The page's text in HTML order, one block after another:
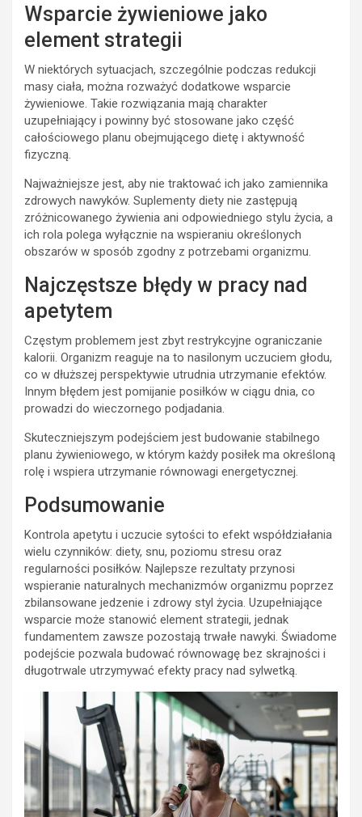
Wsparcie żywieniowe jako
element strategii
W niektórych sytuacjach, szczególnie podczas redukcji
masy ciała, można rozważyć dodatkowe wsparcie
żywieniowe. Takie rozwiązania mają charakter
uzupełniający i powinny być stosowane jako część
całościowego planu obejmującego dietę i aktywność
fizyczną.
Najważniejsze jest, aby nie traktować ich jako zamiennika
zdrowych nawyków. Suplementy diety nie zastępują
zróżnicowanego żywienia ani odpowiedniego stylu życia, a
ich rola polega wyłącznie na wspieraniu określonych
obszarów w sposób zgodny z potrzebami organizmu.
Najczęstsze błędy w pracy nad
apetytem
Częstym problemem jest zbyt restrykcyjne ograniczanie
kalorii. Organizm reaguje na to nasilonym uczuciem głodu,
co w dłuższej perspektywie utrudnia utrzymanie efektów.
Innym błędem jest pomijanie posiłków w ciągu dnia, co
prowadzi do wieczornego podjadania.
Skuteczniejszym podejściem jest budowanie stabilnego
planu żywieniowego, w którym każdy posiłek ma określoną
rolę i wspiera utrzymanie równowagi energetycznej.
Podsumowanie
Kontrola apetytu i uczucie sytości to efekt współdziałania
wielu czynników: diety, snu, poziomu stresu oraz
regularności posiłków. Najlepsze rezultaty przynosi
wspieranie naturalnych mechanizmów organizmu poprzez
zbilansowane jedzenie i zdrowy styl życia. Uzupełniające
wsparcie może stanowić element strategii, jednak
fundamentem zawsze pozostają trwałe nawyki. Świadome
podejście pozwala budować równowagę bez skrajności i
długotrwale utrzymywać efekty pracy nad sylwetką.